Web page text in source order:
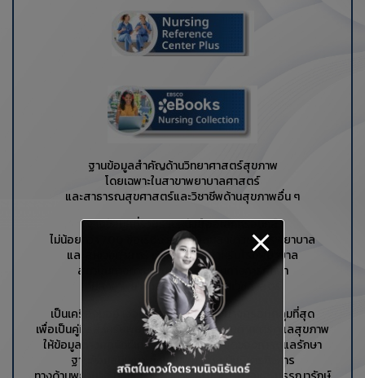
ฐานข้อมูลสำคัญด้านวิทยาศาสตร์สุขภาพ
โดยเฉพาะในสาขาพยาบาลศาสตร์
และสาธารณสุขศาสตร์และวิชาชีพด้านสุขภาพอื่น ๆ
ฐานข้อมูลที่รวบรวมหนังสืออิเลกทรอนิกส์
ไม่น้อยกว่า 700 ชื่อเรื่อง ครอบคลุมสาขาวิชาการพยาบาล
และสหเวชศาสตร์ เพื่องานวิจัยสำหรับโรงพยาบาล
สถาบันทางการแพทย์และสถาบันทางการศึกษา
ที่มีสาขาพยาบาลศาสตร์หรือสหเวชศาสตร์
เป็นเครื่องมืออ้างอิงที่ออกแบบมาได้อย่างครอบคลุมที่สุด
เพื่อเป็นคู่มือสำหรับพยาบาลและผู้เชี่ยวชาญด้านการดูแลสุขภาพ
ให้ข้อมูลทางคลินิกที่เกี่ยวข้องอย่างตรงจุดของการดูแลรักษา
ฐานข้อมูลนี้เหมาะสำหรับพยาบาล ผู้บริหารกิจการ